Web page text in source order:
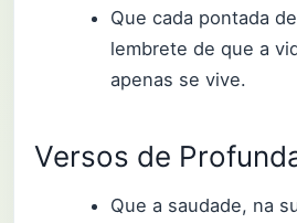
Que cada pontada
lembrete de que a
apenas se vive.
Versos de
Que a saudade, na